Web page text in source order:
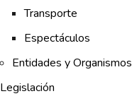
Transporte
Espectáculos
Entidades y Organismos
Legislación